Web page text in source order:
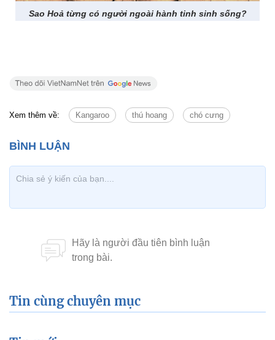
Sao Hoả từng có người ngoài hành tinh sinh sống?
Xem thêm về: Kangaroo thú hoang chó cưng
Tin cùng chuyên mục